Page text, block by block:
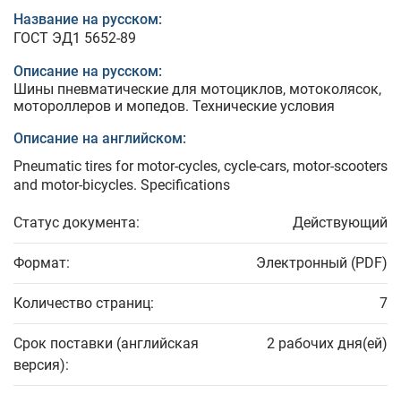
Название на русском:
ГОСТ ЭД1 5652-89
Описание на русском:
Шины пневматические для мотоциклов, мотоколясок,
мотороллеров и мопедов. Технические условия
Описание на английском:
Pneumatic tires for motor-cycles, cycle-cars, motor-scooters
and motor-bicycles. Specifications
Статус документа: Действующий
Формат: Электронный (PDF)
Количество страниц: 7
Срок поставки (английская
версия):
2 рабочих дня(ей)